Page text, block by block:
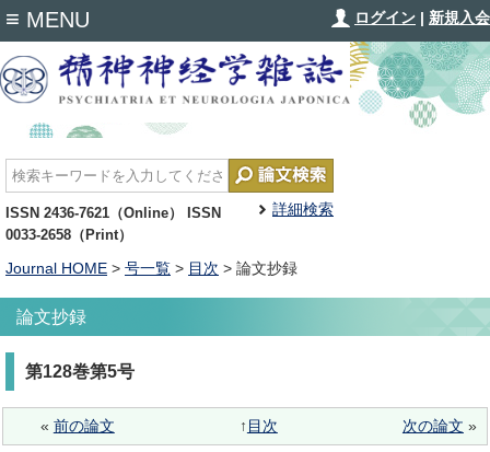
ログイン | 新規入会
詳細検索
ISSN 2436-7621（Online） ISSN
0033-2658（Print）
≡ MENU
Journal HOME > 号一覧 > 目次 > 論文抄録
論文抄録
第128巻第5号
« 前の論文 ↑ 目次 次の論文 »